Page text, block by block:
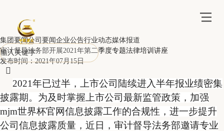

集团要闻公司要闻企业公告行业动态媒体报道
审计督导法务部开展2021年第二季度专题法律培训讲座
发布时间：2021年07月15日
2021年已过半，上市公司陆续进入半年报业绩密集
披露期。为及时掌握上市公司最新监管政策，加强
mjm世界杯官网信息披露工作的合规性，进一步提升
公司信息披露质量，近日，审计督导法务部邀请专业